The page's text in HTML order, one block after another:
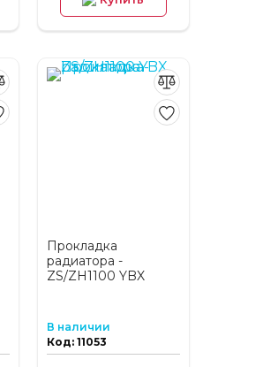
Прокладка
радиатора -
ZS/ZH1100 YBX
В наличии
Код: 11053